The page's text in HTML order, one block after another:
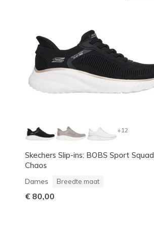
+12
Skechers Slip-ins: BOBS Sport Squad
Chaos
Dames Breedte maat
€ 80,00